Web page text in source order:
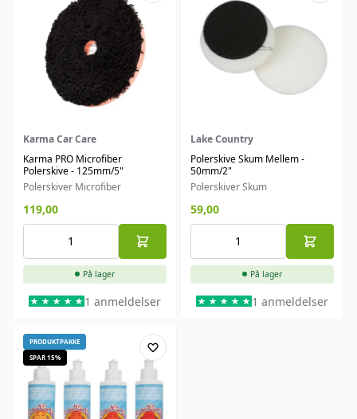
Karma Car Care
Karma PRO Microfiber
Polerskive - 125mm/5"
Polerskiver Microfiber
119,00
På lager
1 anmeldelser
Lake Country
Polerskive Skum Mellem -
50mm/2"
Polerskiver Skum
59,00
På lager
1 anmeldelser
PRODUKTPAKKE
SPAR 15%